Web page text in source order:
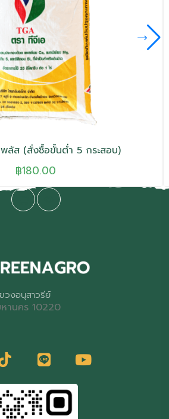
ลัส (สั่งซื้อขั้นต่ำ 5 กระสอบ)
฿180.00
วงอนุสาวรีย์
านคร 10220